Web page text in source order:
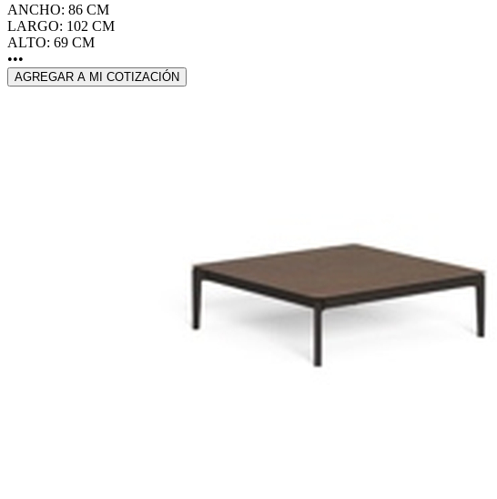
ANCHO: 86 CM
LARGO: 102 CM
ALTO: 69 CM
•••
AGREGAR A MI COTIZACIÓN